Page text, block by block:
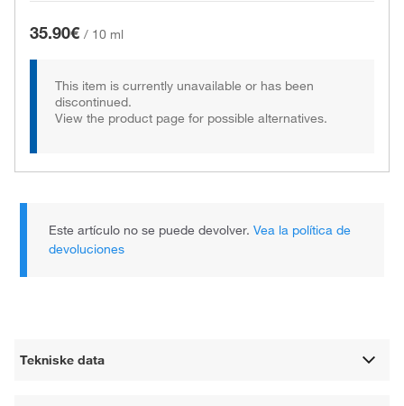
35.90€ / 10 ml
This item is currently unavailable or has been
discontinued.
View the product page for possible alternatives.
Este artículo no se puede devolver.Vea la política de
devoluciones
Tekniske data